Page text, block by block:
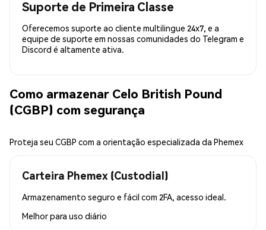
Suporte de Primeira Classe
Oferecemos suporte ao cliente multilingue 24x7, e a
equipe de suporte em nossas comunidades do Telegram e
Discord é altamente ativa.
Como armazenar Celo British Pound
(CGBP) com segurança
Proteja seu CGBP com a orientação especializada da Phemex
Carteira Phemex (Custodial)
Armazenamento seguro e fácil com 2FA, acesso ideal.
Melhor para uso diário